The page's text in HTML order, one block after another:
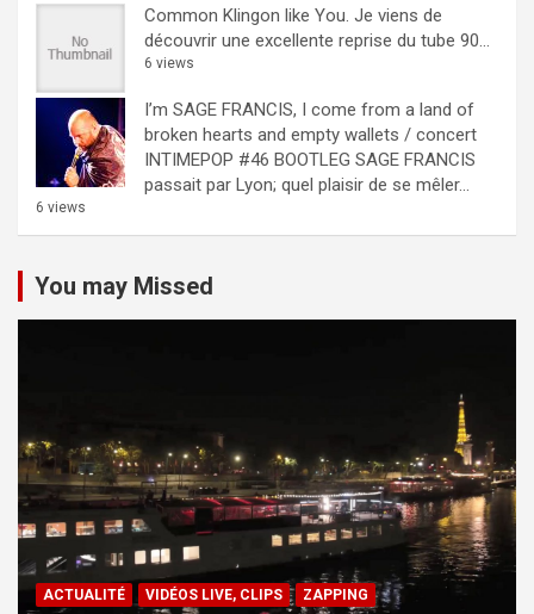
Common Klingon like You. Je viens de
découvrir une excellente reprise du tube 90...
6 views
I’m SAGE FRANCIS, I come from a land of
broken hearts and empty wallets / concert
INTIMEPOP #46 BOOTLEG SAGE FRANCIS
passait par Lyon; quel plaisir de se mêler...
6 views
You may Missed
ACTUALITÉ VIDÉOS LIVE, CLIPS ZAPPING